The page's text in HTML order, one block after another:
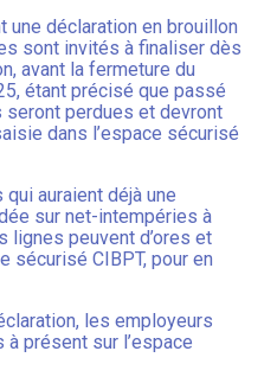
une déclaration en brouillon
sont invités à finaliser dès
avant la fermeture du
étant précisé que passé
perdues et devront
dans l’espace sécurisé
auraient déjà une
sur net-intempéries à
lignes peuvent d’ores et
sécurisé CIBPT, pour en
les employeurs
présent sur l’espace